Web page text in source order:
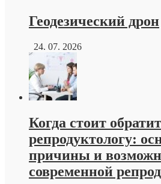
Геодезический дрон
24. 07. 2026
Когда стоит
репродуктологу:
причины и
современной